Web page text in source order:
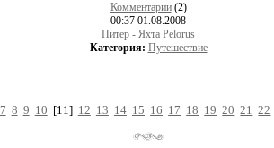
Комментарии(2)
00:37 01.08.2008
Питер - Яхта Pelorus
Категория: Путешествие
7 8 9 10 [11] 12 13 14 15 16 17 18 19 20 21 22